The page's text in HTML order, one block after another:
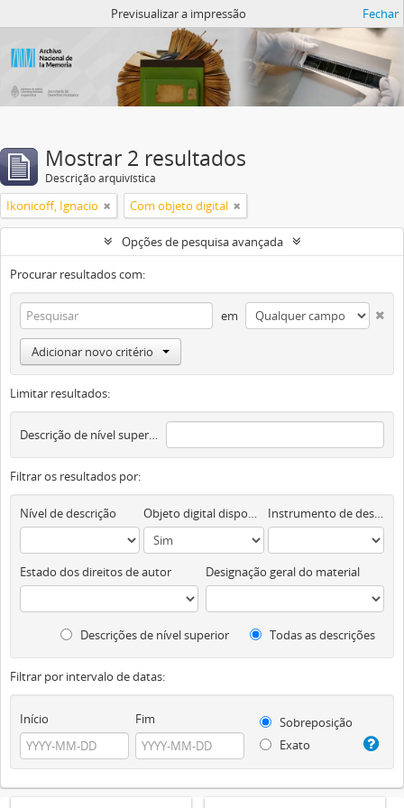
Previsualizar a impressão Fechar
Mostrar 2 resultados
Descrição arquivística
Ikonicoff, Ignacio Com objeto digital
Opções de pesquisa avançada
Procurar resultados com:
em
Adicionar novo critério
Limitar resultados:
Descrição de nível superior
Filtrar os resultados por:
Nível de descrição Objeto digital disponível Instrumento de descrição documental
Estado dos direitos de autor Designação geral do material
Descrições de nível superior Todas as descrições
Filtrar por intervalo de datas:
Início Fim
Sobreposição
Exato